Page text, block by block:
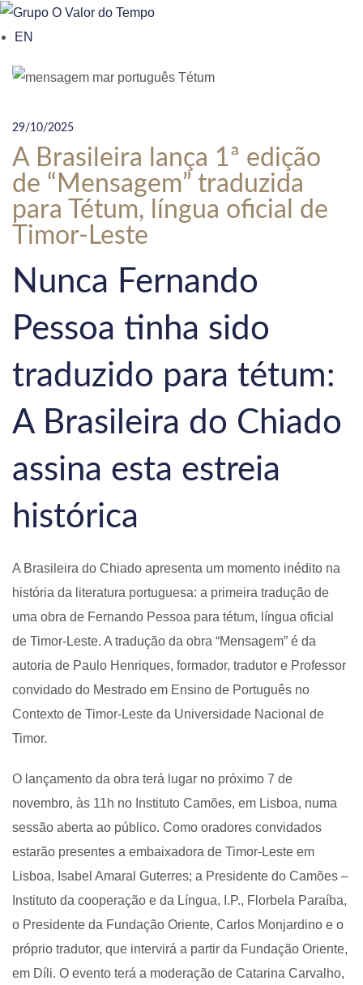
EN
29/10/2025
A Brasileira lança 1ª edição
de “Mensagem” traduzida
para Tétum, língua oficial de
Timor-Leste
Nunca Fernando
Pessoa tinha sido
traduzido para tétum:
A Brasileira do Chiado
assina esta estreia
histórica
A Brasileira do Chiado apresenta um momento inédito na
história da literatura portuguesa: a primeira tradução de
uma obra de Fernando Pessoa para tétum, língua oficial
de Timor-Leste. A tradução da obra “Mensagem” é da
autoria de Paulo Henriques, formador, tradutor e Professor
convidado do Mestrado em Ensino de Português no
Contexto de Timor-Leste da Universidade Nacional de
Timor.
O lançamento da obra terá lugar no próximo 7 de
novembro, às 11h no Instituto Camões, em Lisboa, numa
sessão aberta ao público. Como oradores convidados
estarão presentes a embaixadora de Timor-Leste em
Lisboa, Isabel Amaral Guterres; a Presidente do Camões –
Instituto da cooperação e da Língua, I.P., Florbela Paraíba,
o Presidente da Fundação Oriente, Carlos Monjardino e o
próprio tradutor, que intervirá a partir da Fundação Oriente,
em Díli. O evento terá a moderação de Catarina Carvalho,